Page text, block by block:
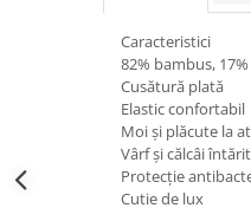
Merino Warm
Cutie Cadou Merino
Sosete medicinale
Sosete termice
Caracteristici
82% bambus,
Cusătură plată
Elastic confortabil
Moi și plăcute la
Vârf și călcâi întărit
Protecție
Cutie de lux